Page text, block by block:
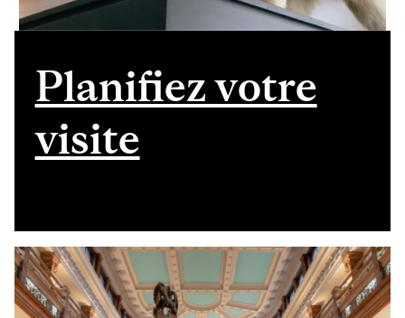
Planifiez votre
visite